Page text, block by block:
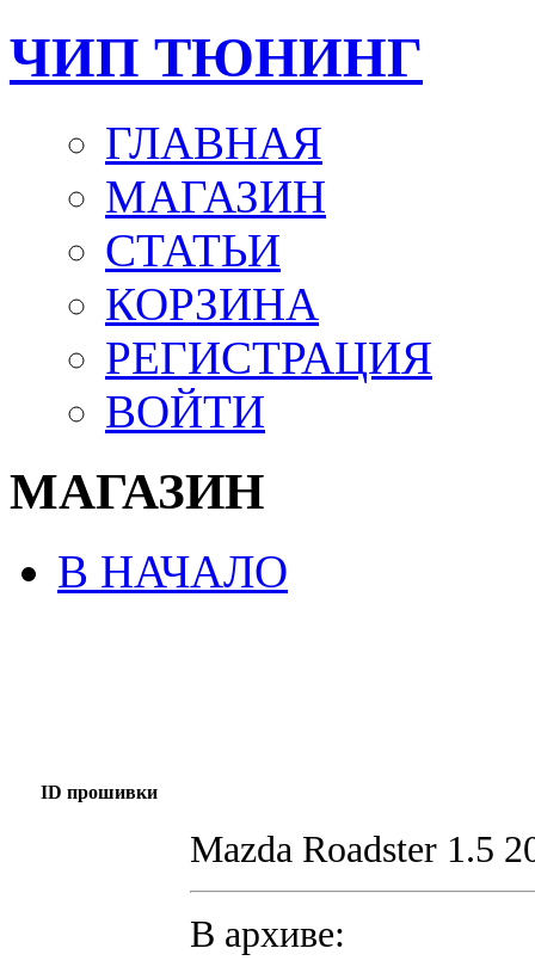
ЧИП ТЮНИНГ
ГЛАВНАЯ
МАГАЗИН
СТАТЬИ
КОРЗИНА
РЕГИСТРАЦИЯ
ВОЙТИ
МАГАЗИН
В НАЧАЛО
ID прошивки
Mazda Roadster 1.5
В архиве: